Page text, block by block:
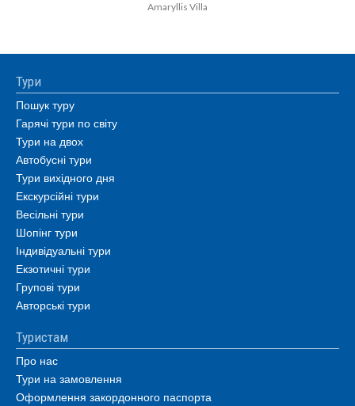
Amaryllis Villa
Тури
Пошук туру
Гарячі тури по світу
Тури на двох
Автобусні тури
Тури вихідного дня
Екскурсійні тури
Весільні тури
Шопінг тури
Індивідуальні тури
Екзотичні тури
Групові тури
Авторські тури
Туристам
Про нас
Тури на замовлення
Оформлення закордонного паспорта